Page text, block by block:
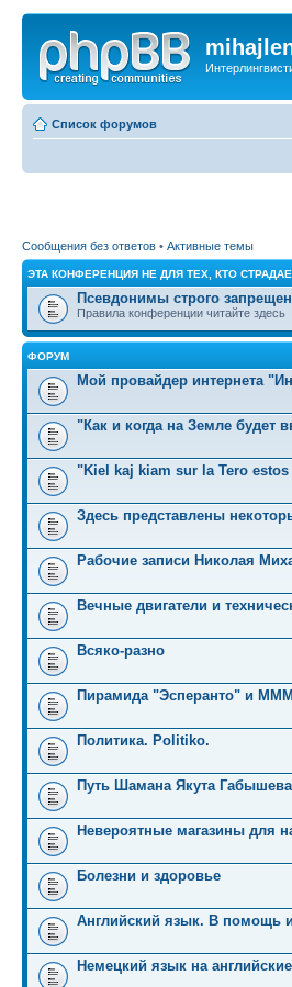
Список форумов
Сообщения без ответов • Активные темы
ЭТА КОНФЕРЕНЦИЯ НЕ ДЛЯ ТЕХ, КТО
Псевдонимы строго
Правила конференции читайте здесь
ФОРУМ
Мой провайдер интернета
"Как и когда на Земле будет
"Kiel kaj kiam sur la Tero
Здесь представлены
Рабочие записи Николая
Вечные двигатели и
Всяко-разно
Пирамида "Эсперанто" и
Политика. Politiko.
Путь Шамана Якута Габышева
Невероятные магазины для
Болезни и здоровье
Английский язык. В помощь
Немецкий язык на